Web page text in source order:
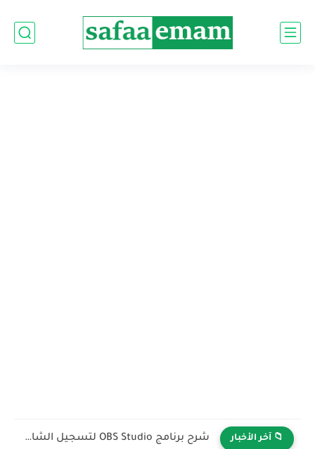
📁 آخر الأخبار شرح برنامج OBS Studio لتسجيل الشاشة والبث المباشر باحتراف